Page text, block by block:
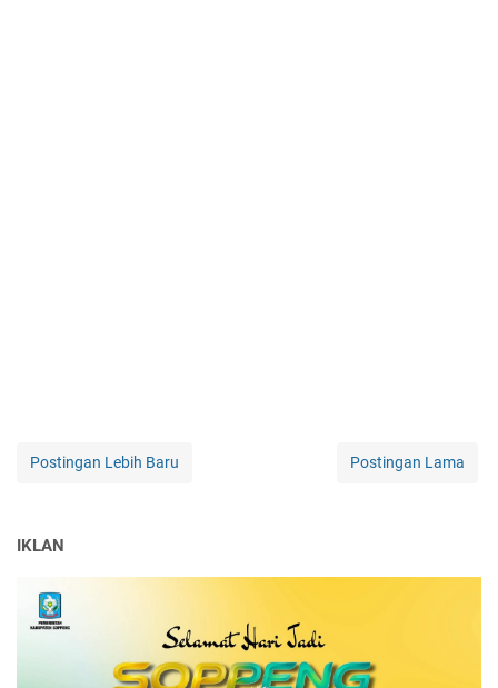
Postingan Lebih Baru Postingan Lama
IKLAN